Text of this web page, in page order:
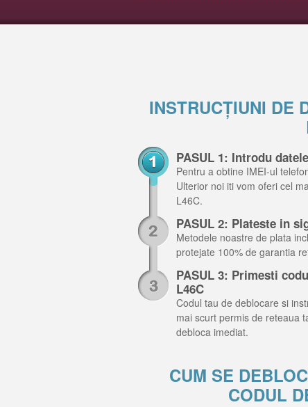
INSTRUCȚIUNI DE
PASUL 1: Introdu
Pentru a obtine IMEI-ul
Ulterior noi iti vom oferi cel
L46C.
PASUL 2: Plateste in
Metodele noastre de plata
protejate 100% de garantia
PASUL 3: Primesti
L46C
Codul tau de deblocare si
mai scurt permis de reteaua
debloca imediat.
CUM SE
CODUL